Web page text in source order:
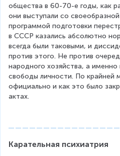
общества в 60-70-е годы, как
они выступали со
программой подготовки
в СССР казались абсолютно
всегда были таковыми, и
против этого. Не против
народного хозяйства, а именно
свободы личности. По крайней
официально и как это было
актах.
Карательная психиатрия